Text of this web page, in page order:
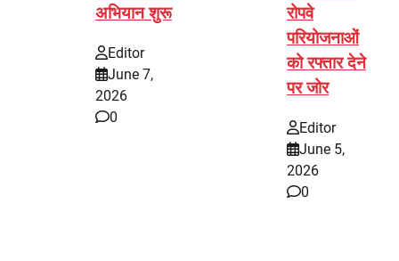
अभियान शुरू
Editor
June 7,
2026
0
रोपवे
परियोजनाओं
को रफ्तार देने
पर जोर
Editor
June 5,
2026
0